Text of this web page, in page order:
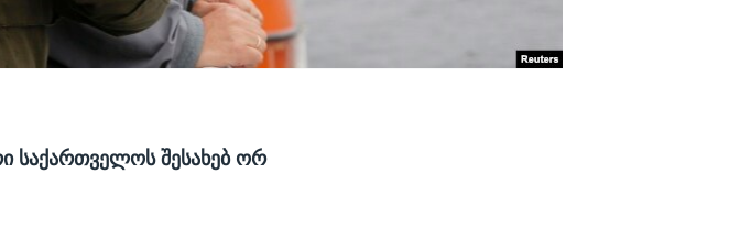
საქართველოს შესახებ ორ